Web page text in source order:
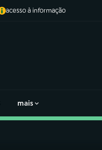
acesso à informação
mais